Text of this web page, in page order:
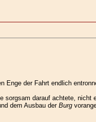
Enge der Fahrt endlich
darauf achtete, nicht
dem Ausbau der Burg